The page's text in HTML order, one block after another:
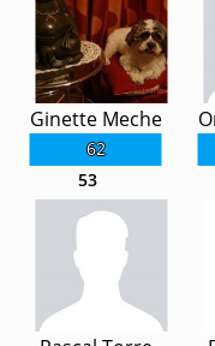
62
Ginette Mechelaere
53